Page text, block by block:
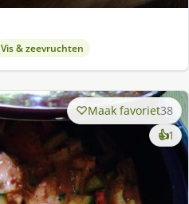
Vis & zeevruchten
Maak favoriet38
👍1